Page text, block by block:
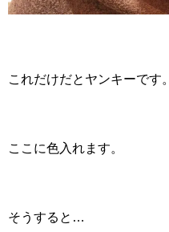
これだけだとヤンキーです。
ここに色入れます。
そうすると…